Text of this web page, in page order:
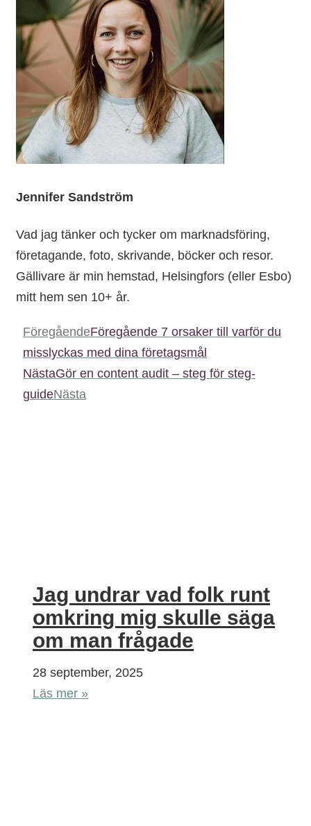
Jennifer Sandström
Vad jag tänker och tycker om marknadsföring,
företagande, foto, skrivande, böcker och resor.
Gällivare är min hemstad, Helsingfors (eller Esbo)
mitt hem sen 10+ år.
FöregåendeFöregående 7 orsaker till varför du
misslyckas med dina företagsmål
NästaGör en content audit – steg för steg-
guideNästa
Jag undrar vad folk runt
omkring mig skulle säga
om man frågade
28 september, 2025
Läs mer »